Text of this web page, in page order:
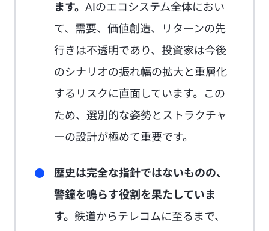
ます。 AIのエコシステム全体におい
て、需要、価値創造、リターンの先
行きは不透明であり、投資家は今後
のシナリオの振れ幅の拡大と重層化
するリスクに直面しています。この
ため、選別的な姿勢とストラクチャ
ーの設計が極めて重要です。
歴史は完全な指針ではないものの、
警鐘を鳴らす役割を果たしていま
す。 鉄道からテレコムに至るまで、